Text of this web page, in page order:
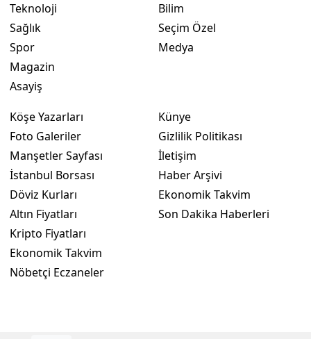
Iğdır
Osmaniye
Düzce
Teknoloji
Sağlık
Spor
Magazin
Asayiş
Bilim
Seçim Özel
Medya
Köşe Yazarları
Foto Galeriler
Manşetler Sayfası
İstanbul Borsası
Döviz Kurları
Altın Fiyatları
Kripto Fiyatları
Ekonomik Takvim
Nöbetçi Eczaneler
Künye
Gizlilik Politikası
İletişim
Haber Arşivi
Ekonomik Takvim
Son Dakika Haberleri